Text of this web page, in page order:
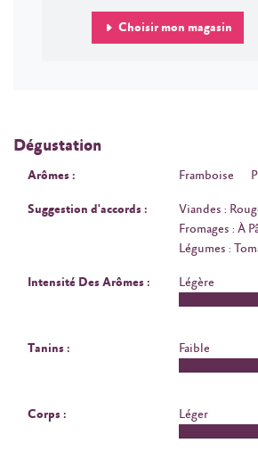
Choisir mon magasin
Dégustation
Arômes : Framboise
Suggestion d'accords :
Viandes :
Fromages : À
Légumes :
Intensité Des Arômes : Légère
Tanins : Faible
Corps : Léger